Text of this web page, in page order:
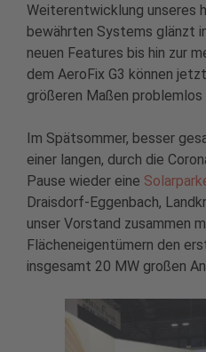
Weiterentwicklung unseres
bewährten Systems glänzt
neuen Features bis hin zur
dem AeroFix G3 können
größeren Maßen
Im Spätsommer, besser
einer langen, durch die
Pause wieder eine
Draisdorf-Eggenbach,
unser Vorstand zusammen
Flächeneigentümern den
insgesamt 20 MW großen